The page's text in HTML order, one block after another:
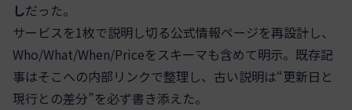
しだった。
サービスを1枚で説明し切る公式情報ページを再設計し、
Who/What/When/Priceをスキーマも含めて明示。既存記
事はそこへの内部リンクで整理し、古い説明は“更新日と
現行との差分”を必ず書き添えた。